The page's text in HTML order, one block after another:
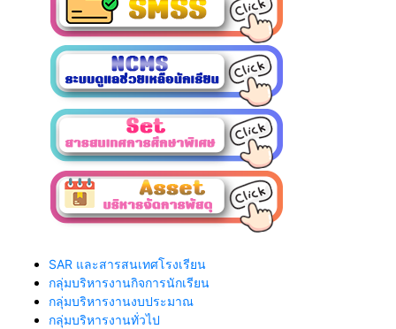
SAR และสารสนเทศโรงเรียน
กลุ่มบริหารงานกิจการนักเรียน
กลุ่มบริหารงานงบประมาณ
กลุ่มบริหารงานทั่วไป